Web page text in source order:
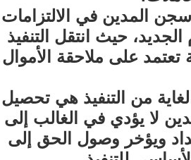
سجن المدين في الالتزامات
حيث انتقل التنفيذ
على ملاحقة الأموال
من التنفيذ هي تحصيل
لا يؤدي في الغالب إلى
ويؤخر وصول الحق إلى